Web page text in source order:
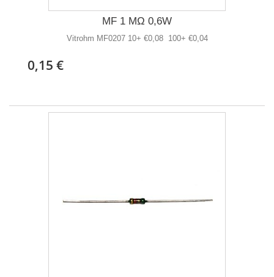
MF 1 MΩ 0,6W
Vitrohm MF0207 10+ €0,08 100+ €0,04
0,15 €